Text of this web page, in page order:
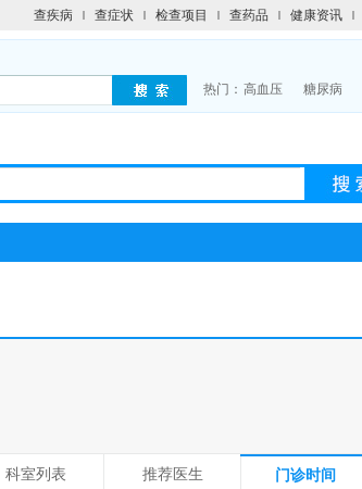
查疾病 查症状 检查项目 查药品 健康资讯
热门： 高血压 糖尿病
科室列表 推荐医生 门诊时间